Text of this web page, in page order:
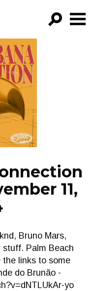
11,
Bruno Mars,
stuff. Palm Beach
the links to some
do Brunão -
yo